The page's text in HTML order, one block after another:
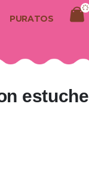
PURATOS
estuche